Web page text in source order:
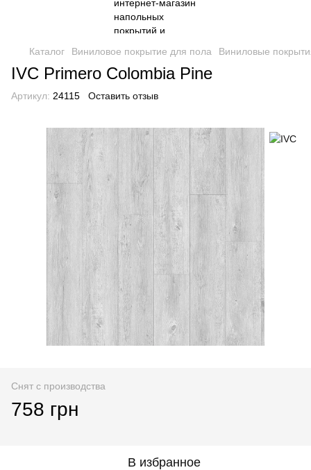
Каталог Виниловое покрытие для пола Виниловые
IVC Primero Colombia Pine
Артикул: 24115 Оставить отзыв
Снят с производства
758 грн
В избранное